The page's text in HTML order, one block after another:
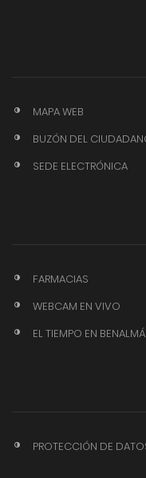
MAPA WEB
BUZÓN DEL
SEDE ELECTRÓNICA
FARMACIAS
WEBCAM EN VIVO
EL TIEMPO EN
PROTECCIÓN DE